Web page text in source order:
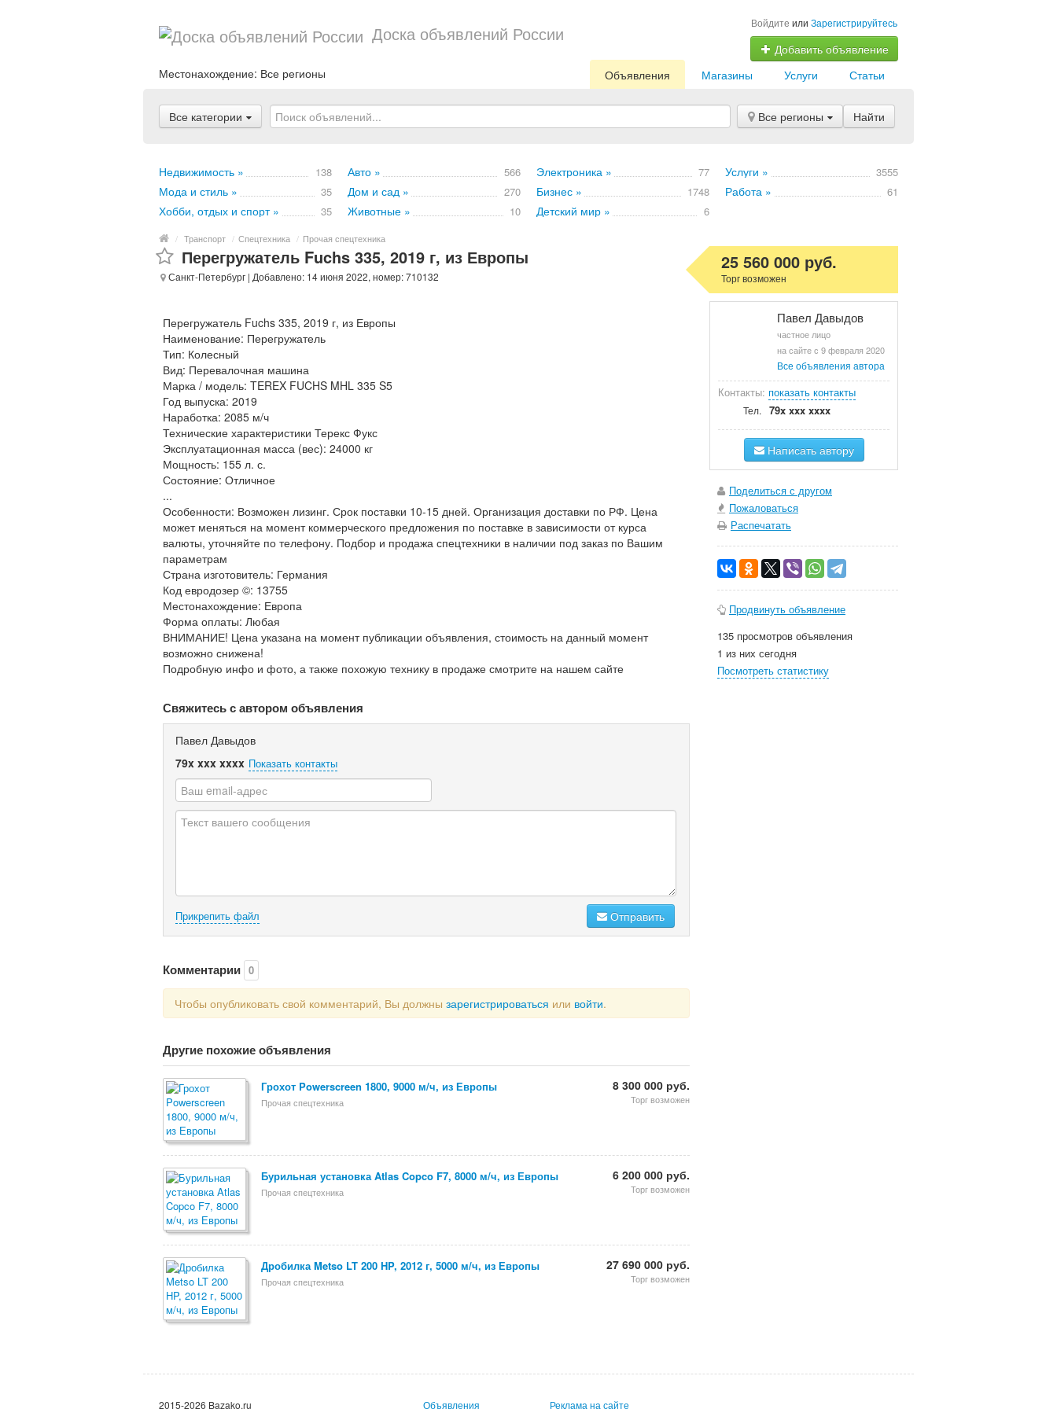
Доска объявлений России Войдите или Зарегистрируйтесь
Добавить объявление
Местонахождение: Все регионы Статьи
Услуги
Магазины
Объявления
Все категории Все регионы Найти
Недвижимость » 138 Авто » 566 Электроника » 77 Услуги » 3555
Мода и стиль » 35 Дом и сад » 270 Бизнес » 1748 Работа » 61
Хобби, отдых и спорт » 35 Животные » 10 Детский мир » 6
/ Транспорт / Спецтехника / Прочая спецтехника
Перегружатель Fuchs 335, 2019 г, из Европы
Санкт-Петербург | Добавлено: 14 июня 2022, номер: 710132
Перегружатель Fuchs 335, 2019 г, из Европы
Наименование: Перегружатель
Тип: Колесный
Вид: Перевалочная машина
Марка / модель: TEREX FUCHS MHL 335 S5
Год выпуска: 2019
Наработка: 2085 м/ч
Технические характеристики Терекс Фукс
Эксплуатационная масса (вес): 24000 кг
Мощность: 155 л. с.
Состояние: Отличное
...
Особенности: Возможен лизинг. Срок поставки 10-15 дней. Организация доставки по РФ. Цена
может меняться на момент коммерческого предложения по поставке в зависимости от курса
валюты, уточняйте по телефону. Подбор и продажа спецтехники в наличии под заказ по Вашим
параметрам
Страна изготовитель: Германия
Код евродозер ©: 13755
Местонахождение: Европа
Форма оплаты: Любая
ВНИМАНИЕ! Цена указана на момент публикации объявления, стоимость на данный момент
возможно снижена!
Подробную инфо и фото, а также похожую технику в продаже смотрите на нашем сайте
Свяжитесь с автором объявления
Павел Давыдов
79x xxx xxxx Показать контакты
Прикрепить файл Отправить
Комментарии 0
Чтобы опубликовать свой комментарий, Вы должны зарегистрироваться или войти.
Другие похожие объявления
Грохот Powerscreen 1800, 9000 м/ч, из Европы
Прочая спецтехника
8 300 000 руб.
Торг возможен
Бурильная установка Atlas Copco F7, 8000 м/ч, из Европы
Прочая спецтехника
6 200 000 руб.
Торг возможен
Дробилка Metso LT 200 HP, 2012 г, 5000 м/ч, из Европы
Прочая спецтехника
27 690 000 руб.
Торг возможен
25 560 000 руб.
Торг возможен
Павел Давыдов
частное лицо
на сайте с 9 февраля 2020
Все объявления автора
Контакты: показать контакты
Тел. 79x xxx xxxx
Написать автору
Поделиться с другом
Пожаловаться
Распечатать
Продвинуть объявление
135 просмотров объявления
1 из них сегодня
Посмотреть статистику
2015-2026 Bazako.ru Объявления Реклама на сайте